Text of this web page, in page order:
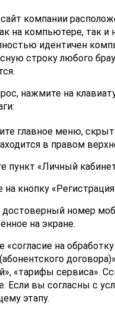
компании
на компьютере, так
идентичен
строку любого
нажмите на
главное меню,
в правом
пункт «Личный
кнопку
номер
на экране.
«согласие на
«тарифы сервиса».
Если вы согласны с
этапу.